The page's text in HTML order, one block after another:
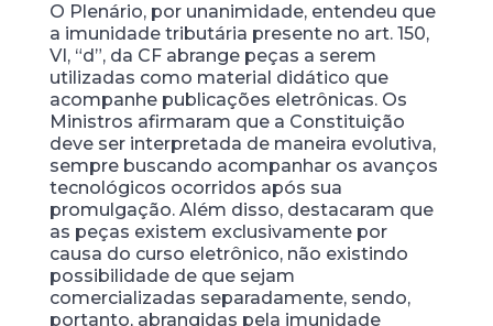
O Plenário, por unanimidade, entendeu que
a imunidade tributária presente no art. 150,
VI, “d”, da CF abrange peças a serem
utilizadas como material didático que
acompanhe publicações eletrônicas. Os
Ministros afirmaram que a Constituição
deve ser interpretada de maneira evolutiva,
sempre buscando acompanhar os avanços
tecnológicos ocorridos após sua
promulgação. Além disso, destacaram que
as peças existem exclusivamente por
causa do curso eletrônico, não existindo
possibilidade de que sejam
comercializadas separadamente, sendo,
portanto, abrangidas pela imunidade